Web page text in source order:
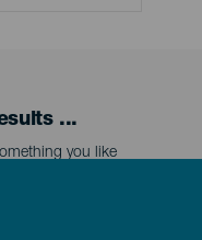
...
you like